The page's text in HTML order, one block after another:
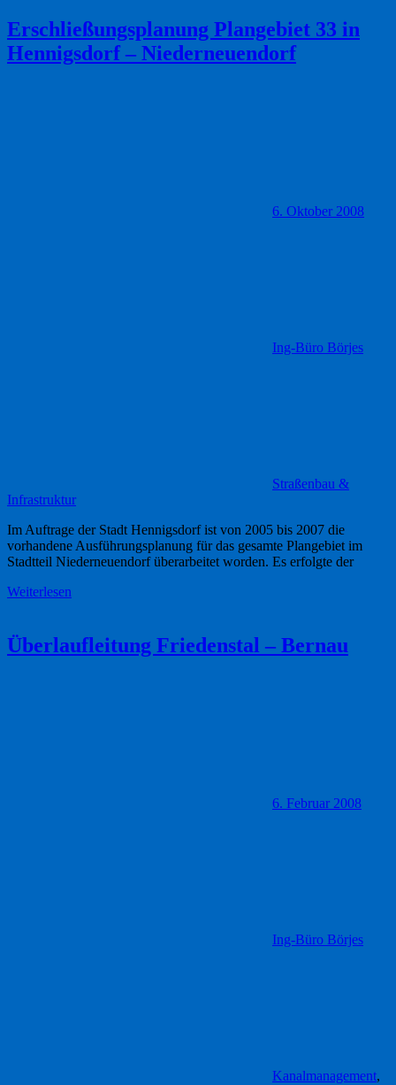
Erschließungsplanung Plangebiet 33 in
Hennigsdorf – Niederneuendorf
6. Oktober 2008
Ing-Büro Börjes
Straßenbau &
Infrastruktur
Im Auftrage der Stadt Hennigsdorf ist von 2005 bis 2007 die
vorhandene Ausführungsplanung für das gesamte Plangebiet im
Stadtteil Niederneuendorf überarbeitet worden. Es erfolgte der
Weiterlesen
Überlaufleitung Friedenstal – Bernau
6. Februar 2008
Ing-Büro Börjes
Kanalmanagement,